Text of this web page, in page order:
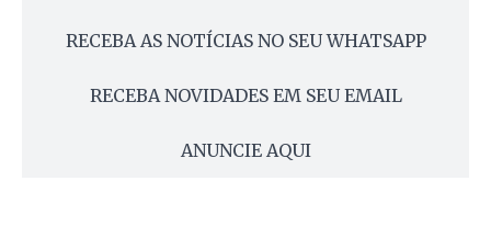
RECEBA AS NOTÍCIAS NO SEU WHATSAPP
RECEBA NOVIDADES EM SEU EMAIL
ANUNCIE AQUI